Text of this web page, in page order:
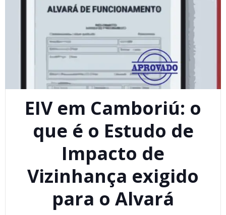
EIV em Camboriú: o
que é o Estudo de
Impacto de
Vizinhança exigido
para o Alvará